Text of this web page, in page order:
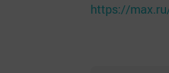
https://